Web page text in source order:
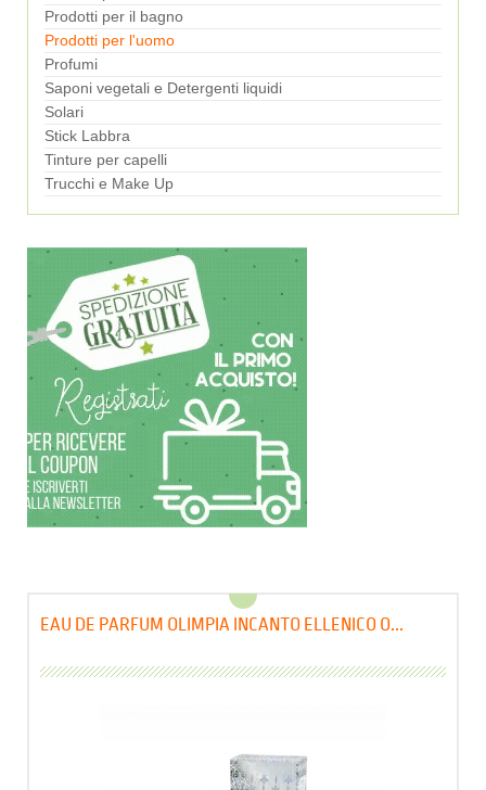
Prodotti per il bagno
Prodotti per l'uomo
Profumi
Saponi vegetali e Detergenti liquidi
Solari
Stick Labbra
Tinture per capelli
Trucchi e Make Up
EAU DE PARFUM OLIMPIA INCANTO ELLENICO O...